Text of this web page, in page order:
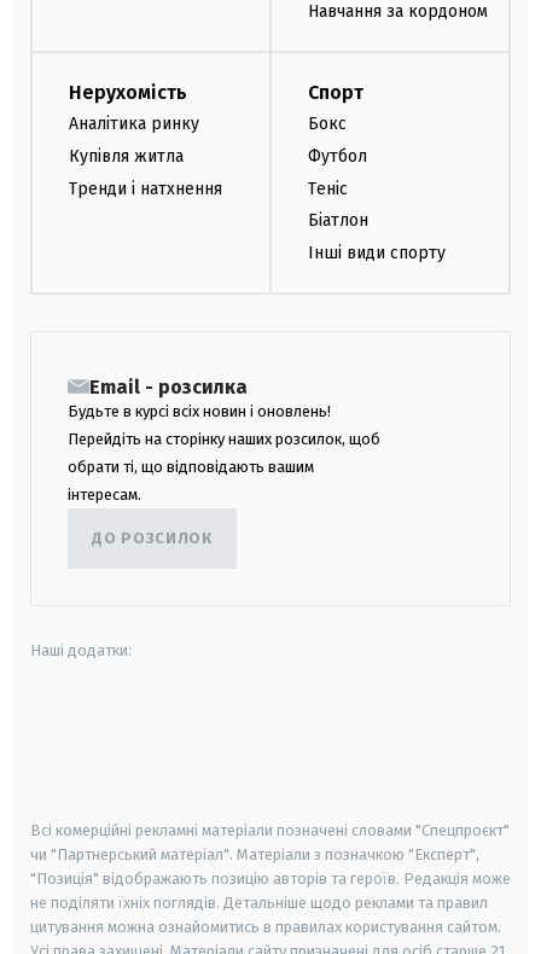
Навчання за кордоном
Нерухомість
Аналітика ринку
Купівля житла
Тренди і натхнення
Спорт
Бокс
Футбол
Теніс
Біатлон
Інші види спорту
Email - розсилка
Будьте в курсі всіх новин і оновлень!
Перейдіть на сторінку наших розсилок, щоб
обрати ті, що відповідають вашим
інтересам.
ДО РОЗСИЛОК
Наші додатки:
Всі комерційні рекламні матеріали позначені словами "Спецпроєкт"
чи "Партнерський матеріал". Матеріали з позначкою "Експерт",
"Позиція" відображають позицію авторів та героїв. Редакція може
не поділяти їхніх поглядів. Детальніше щодо реклами та правил
цитування можна ознайомитись в правилах користування сайтом.